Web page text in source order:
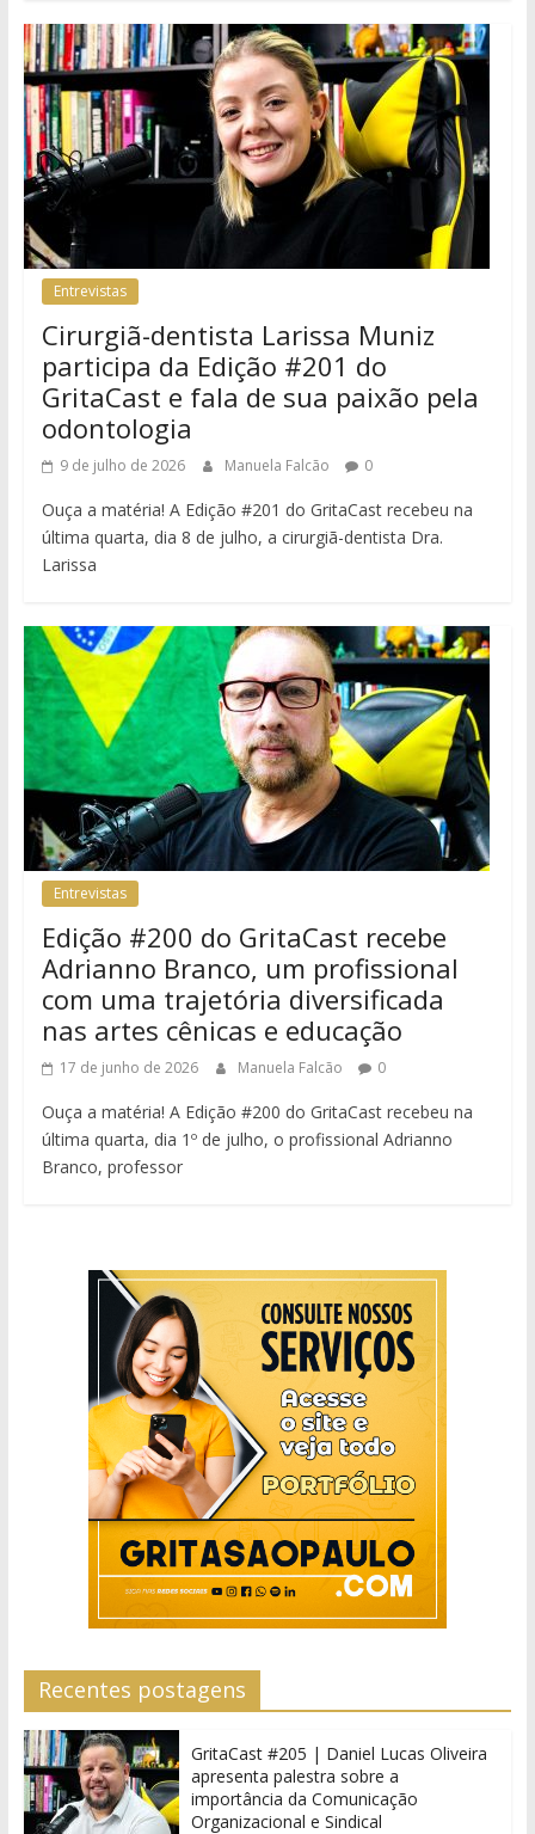
Entrevistas
Cirurgiã-dentista Larissa Muniz
participa da Edição #201 do
GritaCast e fala de sua paixão pela
odontologia
9 de julho de 2026 Manuela Falcão 0
Ouça a matéria! A Edição #201 do GritaCast recebeu na
última quarta, dia 8 de julho, a cirurgiã-dentista Dra.
Larissa
Entrevistas
Edição #200 do GritaCast recebe
Adrianno Branco, um profissional
com uma trajetória diversificada
nas artes cênicas e educação
17 de junho de 2026 Manuela Falcão 0
Ouça a matéria! A Edição #200 do GritaCast recebeu na
última quarta, dia 1º de julho, o profissional Adrianno
Branco, professor
Recentes postagens
GritaCast #205 | Daniel Lucas Oliveira
apresenta palestra sobre a
importância da Comunicação
Organizacional e Sindical